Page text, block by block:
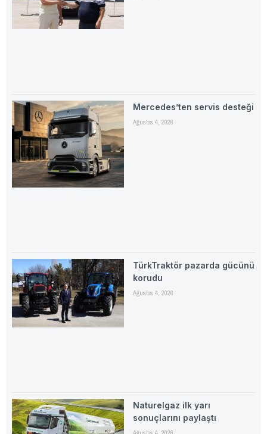
Mercedes’ten servis desteği
Ağustos 4, 2026
TürkTraktör pazarda gücünü
korudu
Ağustos 4, 2026
Naturelgaz ilk yarı
sonuçlarını paylaştı